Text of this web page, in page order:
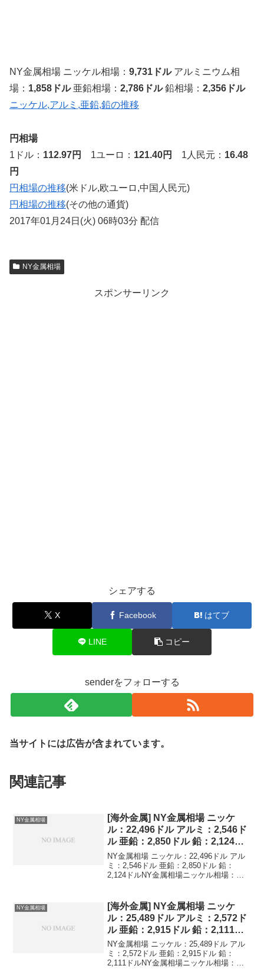
NY金属相場 ニッケル相場： 9,731ドルアルミニウム相
場： 1,858ドル亜鉛相場： 2,786ドル鉛相場： 2,356ドル
ニッケル,アルミ,亜鉛,鉛の推移
円相場
1ドル： 112.97円 1ユーロ： 121.40円 1人民元： 16.48
円
円相場の推移(米ドル,欧ユーロ,中国人民元)
円相場の推移(その他の通貨)
2017年01月24日(火) 06時03分 配信
NY金属相場
スポンサーリンク
シェアする
X Facebook はてブ
LINE コピー
senderをフォローする
当サイトには広告が含まれています。
関連記事
NY金属相場
[海外金属] NY金属相場 ニッケ
ル：22,496ドル アルミ：2,546ド
ル 亜鉛：2,850ドル 鉛：2,124ド
ル
NY金属相場 ニッケル：22,496ドル アル
ミ：2,546ドル 亜鉛：2,850ドル 鉛：
2,124ドルNY金属相場ニッケル相場：
ニッケル,アル...
NY金属相場
[海外金属] NY金属相場 ニッケ
ル：25,489ドル アルミ：2,572ド
ル 亜鉛：2,915ドル 鉛：2,111ド
ル
NY金属相場 ニッケル：25,489ドル アル
ミ：2,572ドル 亜鉛：2,915ドル 鉛：
2,111ドルNY金属相場ニッケル相場：